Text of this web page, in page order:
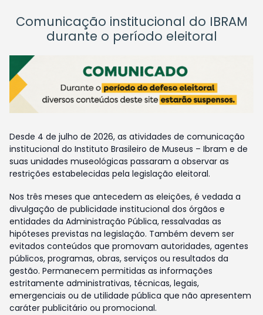
Comunicação institucional do IBRAM
durante o período eleitoral
Desde 4 de julho de 2026, as atividades de comunicação
institucional do Instituto Brasileiro de Museus – Ibram e de
suas unidades museológicas passaram a observar as
restrições estabelecidas pela legislação eleitoral.
Nos três meses que antecedem as eleições, é vedada a
divulgação de publicidade institucional dos órgãos e
entidades da Administração Pública, ressalvadas as
hipóteses previstas na legislação. Também devem ser
evitados conteúdos que promovam autoridades, agentes
públicos, programas, obras, serviços ou resultados da
gestão. Permanecem permitidas as informações
estritamente administrativas, técnicas, legais,
emergenciais ou de utilidade pública que não apresentem
caráter publicitário ou promocional.